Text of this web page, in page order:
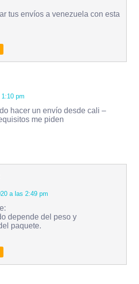
tus envíos a venezuela con esta
pm
hacer un envío desde cali –
me piden
a las 2:49 pm
depende del peso y
paquete.